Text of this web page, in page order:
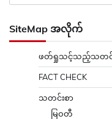
SiteMap အလိုက်
ဖတ်ရှုသင့်သည့်သတင်း
FACT CHECK
သတင်းစာ
မြဝတီ